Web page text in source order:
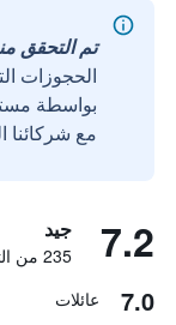
تم التحقق منه
الحجوزات
مع شركائنا
7.2 جيد
235 من التقييمات تم التحقق منها
7.0 عائلات